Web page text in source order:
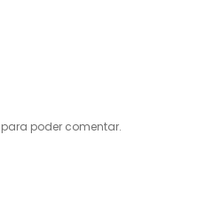
para poder comentar.